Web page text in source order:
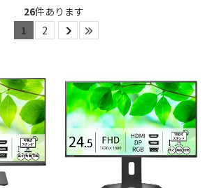
26件あります
1
2